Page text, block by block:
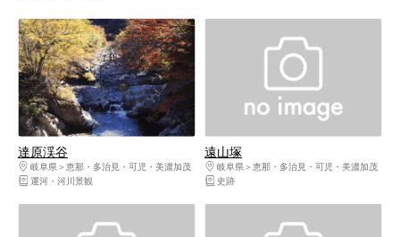
達原渓谷
岐阜県
恵那・多治見・可児・美濃加茂
運河・河川景観
遠山塚
岐阜県
恵那・多治見・可児・美濃加茂
史跡